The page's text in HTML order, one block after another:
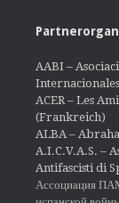
AABI –
ACER – Les
(Frankreich)
ALBA –
A.I.C.V.A.S. –
Antifascisti di
Ассоциация